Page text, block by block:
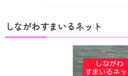
しながわすまいるネット